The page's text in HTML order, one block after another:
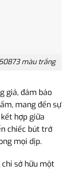
màu trắng
giả, đảm bảo
mang đến sự
hợp giữa
chiếc bút trở
mọi dịp.
sở hữu một